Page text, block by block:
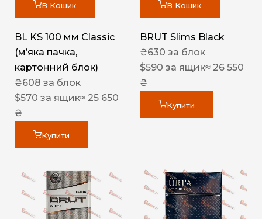
В Кошик
BL KS 100 мм Classic
(м’яка пачка,
картонний блок)
₴608 за блок
$570 за ящик≈ 25 650
₴
Купити
В Кошик
BRUT Slims Black
₴630 за блок
$590 за ящик≈ 26 550
₴
Купити